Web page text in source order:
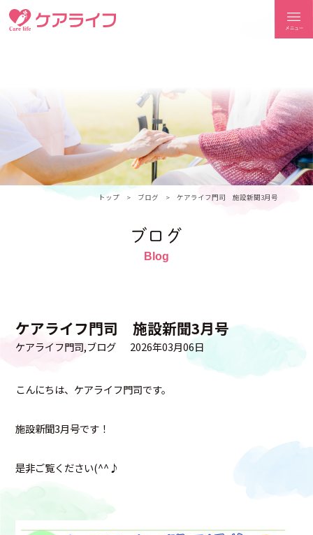
トップ ブログ ケアライフ門司 施設新聞3月号
ブログ
ケアライフ門司 施設新聞3月号
ケアライフ門司 ブログ 2026年03月06日
こんにちは、ケアライフ門司です。
施設新聞3月号です！
是非ご覧ください(^^♪